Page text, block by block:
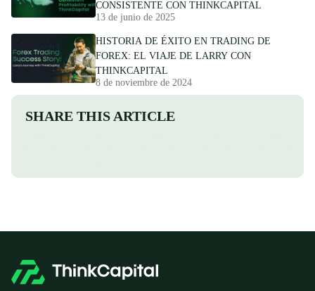
CONSISTENTE CON THINKCAPITAL
13 de junio de 2025
HISTORIA DE ÉXITO EN TRADING DE
FOREX: EL VIAJE DE LARRY CON
THINKCAPITAL
8 de noviembre de 2024
SHARE THIS ARTICLE